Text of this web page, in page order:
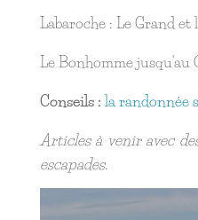
Labaroche : Le Grand
Le Bonhomme jusqu'au
Conseils : la randonnée
Articles à venir avec
escapades.